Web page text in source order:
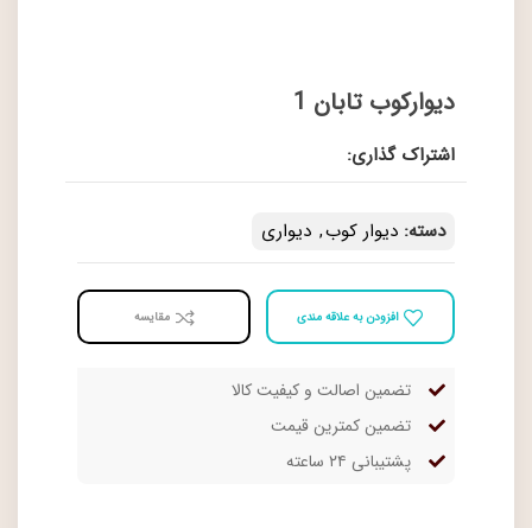
دیوارکوب تابان 1
اشتراک گذاری:
دسته: دیوار کوب, دیواری
افزودن به علاقه مندی مقايسه
تضمین اصالت و کیفیت کالا
تضمین کمترین قیمت
پشتیبانی ۲۴ ساعته